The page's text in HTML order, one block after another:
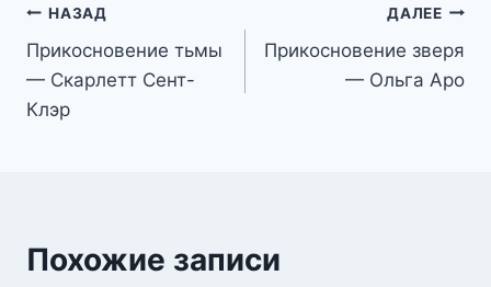
Навигация
по
записям
НАЗАД
Прикосновение тьмы
— Скарлетт Сент-
Клэр
ДАЛЕЕ
Прикосновение зверя
— Ольга Аро
Похожие записи